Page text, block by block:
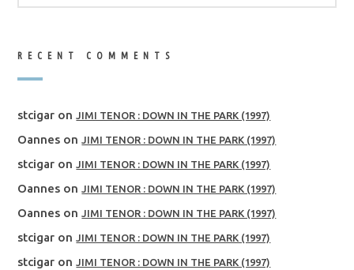
RECENT COMMENTS
stcigar onJIMI TENOR : DOWN IN THE PARK (1997)
Oannes onJIMI TENOR : DOWN IN THE PARK (1997)
stcigar onJIMI TENOR : DOWN IN THE PARK (1997)
Oannes onJIMI TENOR : DOWN IN THE PARK (1997)
Oannes onJIMI TENOR : DOWN IN THE PARK (1997)
stcigar onJIMI TENOR : DOWN IN THE PARK (1997)
stcigar onJIMI TENOR : DOWN IN THE PARK (1997)